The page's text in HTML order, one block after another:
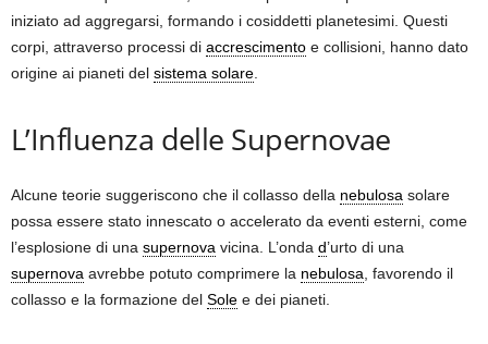
iniziato ad aggregarsi, formando i cosiddetti planetesimi. Questi
corpi, attraverso processi di accrescimento e collisioni, hanno dato
origine ai pianeti del sistema solare
L’Influenza delle Supernovae
Alcune teorie suggeriscono che il collasso della nebulosa solare
possa essere stato innescato o accelerato da eventi esterni, come
l’esplosione di una supernova vicina. L’onda d’urto di una
supernova avrebbe potuto comprimere la nebulosa , favorendo il
collasso e la formazione del Sole e dei pianeti.